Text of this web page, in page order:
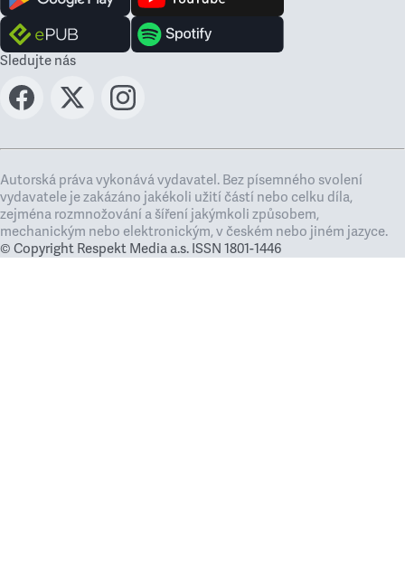
Sledujte nás
Autorská práva vykonává vydavatel. Bez písemného svolení
vydavatele je zakázáno jakékoli užití částí nebo celku díla,
zejména rozmnožování a šíření jakýmkoli způsobem,
mechanickým nebo elektronickým, v českém nebo jiném jazyce.
© Copyright Respekt Media a.s. ISSN 1801-1446